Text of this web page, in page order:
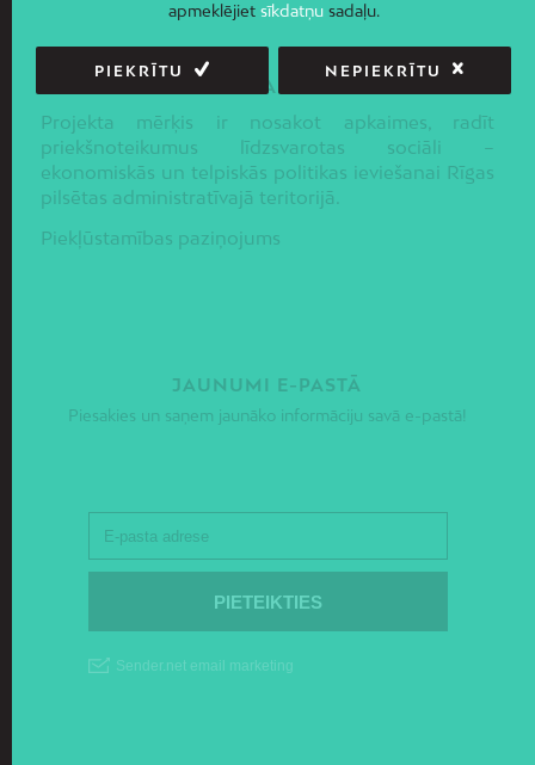
PAR APKAIMES.LV
Projekta mērķis ir nosakot apkaimes, radīt
priekšnoteikumus līdzsvarotas sociāli –
ekonomiskās un telpiskās politikas ieviešanai Rīgas
pilsētas administratīvajā teritorijā.
Piekļūstamības paziņojums
JAUNUMI E-PASTĀ
Piesakies un saņem jaunāko informāciju savā e-pastā!
apmeklējiet sīkdatņusadaļu.
PIEKRĪTU NEPIEKRĪTU